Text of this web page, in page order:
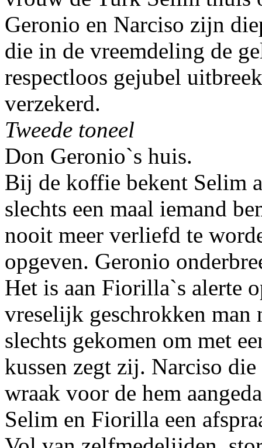
Geronio en Narciso zijn
die in de vreemdeling de
respectloos gejubel
verzekerd.
Tweede toneel
Don Geronio`s huis.
Bij de koffie bekent Selim
slechts een maal iemand
nooit meer verliefd te
opgeven. Geronio
Het is aan Fiorilla`s alerte
vreselijk geschrokken
slechts gekomen om met
kussen zegt zij. Narciso
wraak voor de hem
Selim en Fiorilla een